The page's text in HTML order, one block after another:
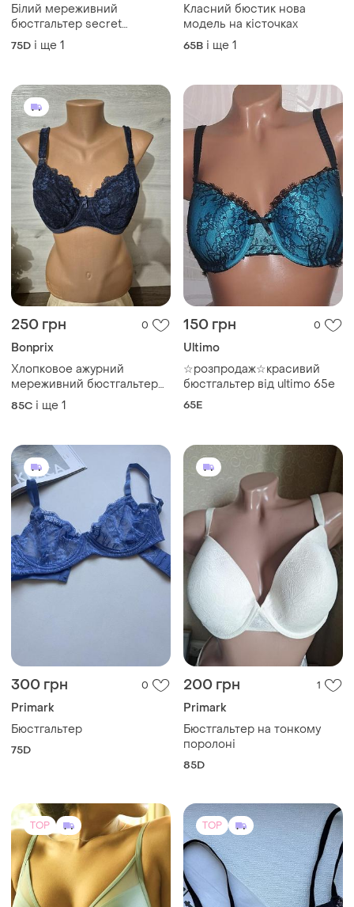
Білий мереживний
бюстгальтер secret
possessions
75D і ще 1
Класний бюстик нова
модель на кісточках
65B і ще 1
250 грн 0
Bonprix
Хлопковое ажурний
мереживний бюстгальтер
для годування зручний
приємний для тіла кісточки
85C і ще 1
150 грн 0
Ultimo
☆розпродаж☆красивий
бюстгальтер від ultimo 65е
65E
300 грн 0
Primark
Бюстгальтер
75D
200 грн 1
Primark
Бюстгальтер на тонкому
поролоні
85D
TOP TOP